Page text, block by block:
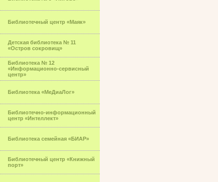
Библиотечный центр «Маяк»
Детская библиотека № 11
«Остров сокровищ»
Библиотека № 12
«Информационно-сервисный
центр»
Библиотека «МеДиаЛог»
Библиотечно-информационный
центр «Интеллект»
Библиотека семейная «БИАР»
Библиотечный центр «Книжный
порт»